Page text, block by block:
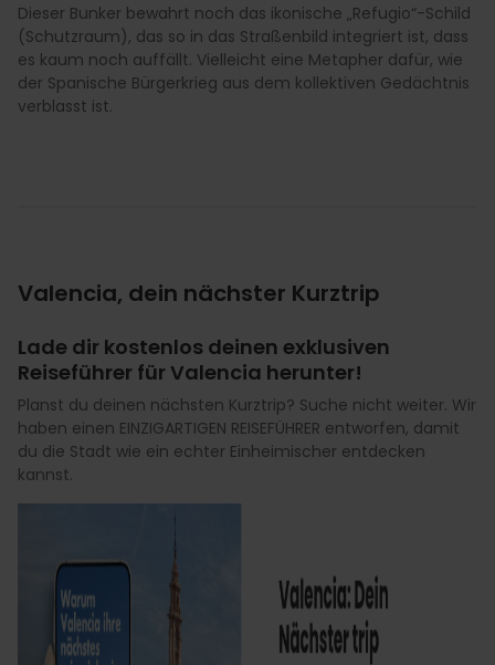
Dieser Bunker bewahrt noch das ikonische „Refugio“-Schild
(Schutzraum), das so in das Straßenbild integriert ist, dass
es kaum noch auffällt. Vielleicht eine Metapher dafür, wie
der Spanische Bürgerkrieg aus dem kollektiven Gedächtnis
verblasst ist.
Valencia, dein nächster Kurztrip
Lade dir kostenlos deinen exklusiven
Reiseführer für Valencia herunter!
Planst du deinen nächsten Kurztrip? Suche nicht weiter. Wir
haben einen EINZIGARTIGEN REISEFÜHRER entworfen, damit
du die Stadt wie ein echter Einheimischer entdecken
kannst.